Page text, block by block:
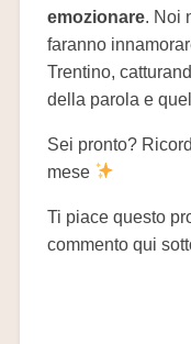
emozionare. Noi
faranno
Trentino,
della parola e
Sei pronto?
mese
Ti piace questo
commento qui